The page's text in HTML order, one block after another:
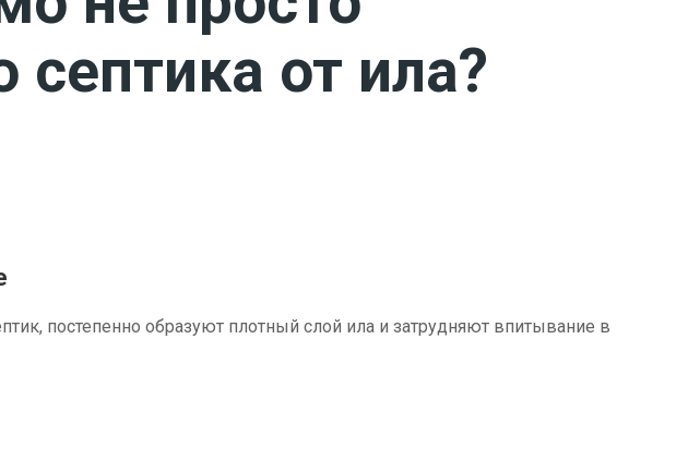
от ила?
постепенно образуют плотный слой ила и затрудняют впитывание в